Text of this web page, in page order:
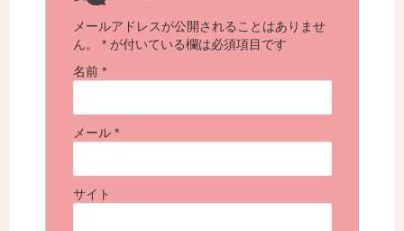
メールアドレスが公開されることはありませ
ん。
* が付いている欄は必須項目です
名前 *
メール *
サイト